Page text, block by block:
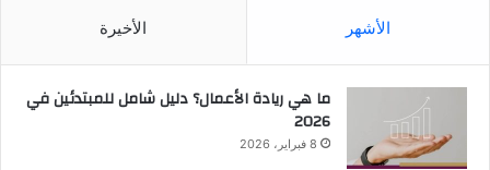
الأشهر الأخيرة
ما هي ريادة الأعمال؟ دليل شامل للمبتدئين في
2026
8 فبراير، 2026